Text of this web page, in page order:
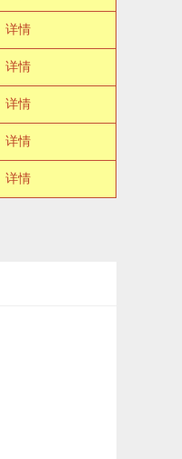
详情
详情
详情
详情
详情